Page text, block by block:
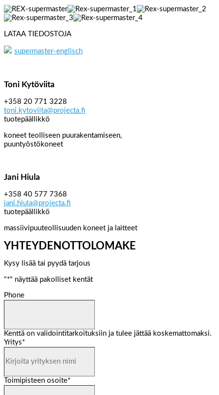
LATAA TIEDOSTOJA
supermaster-englisch
Toni Kytöviita
+358 20 771 3228
toni.kytoviita@projecta.fi
tuotepäällikkö
koneet teolliseen puurakentamiseen,
puuntyöstökoneet
Jani Hiula
+358 40 577 7368
jani.hiula@projecta.fi
tuotepäällikkö
massiivipuuteollisuuden koneet ja laitteet
YHTEYDENOTTOLOMAKE
Kysy lisää tai pyydä tarjous
"*" näyttää pakolliset kentät
Phone
Kenttä on validointitarkoituksiin ja tulee jättää koskemattomaksi.
Yritys*
Toimipisteen osoite*